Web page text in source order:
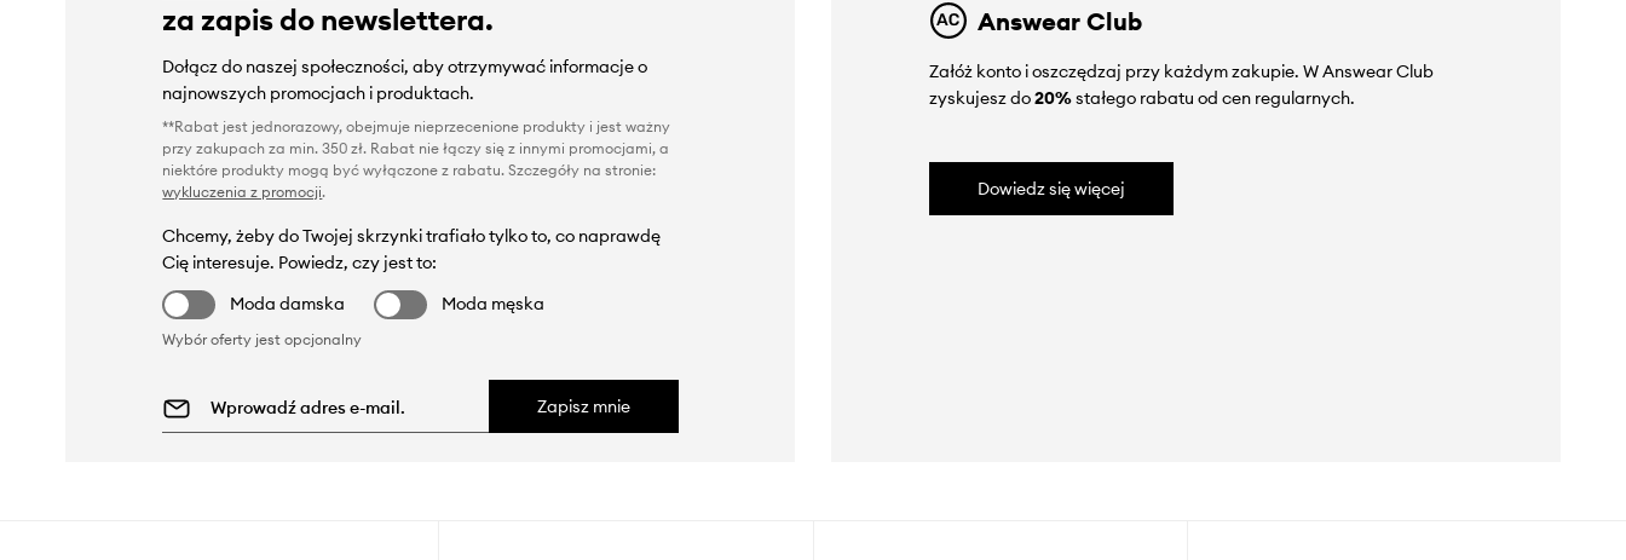
za zapis do newslettera.
Dołącz do naszej społeczności, aby otrzymywać informacje o
najnowszych promocjach i produktach.
**Rabat jest jednorazowy, obejmuje nieprzecenione produkty i jest ważny
przy zakupach za min. 350 zł. Rabat nie łączy się z innymi promocjami, a
niektóre produkty mogą być wyłączone z rabatu. Szczegóły na stronie:
wykluczenia z promocji.
Chcemy, żeby do Twojej skrzynki trafiało tylko to, co naprawdę
Cię interesuje. Powiedz, czy jest to:
Moda damska
Moda męska
Wybór oferty jest opcjonalny
Zapisz mnie
Answear Club
Załóż konto i oszczędzaj przy każdym zakupie. W Answear Club
zyskujesz do20%stałego rabatu od cen regularnych.
Dowiedz się więcej